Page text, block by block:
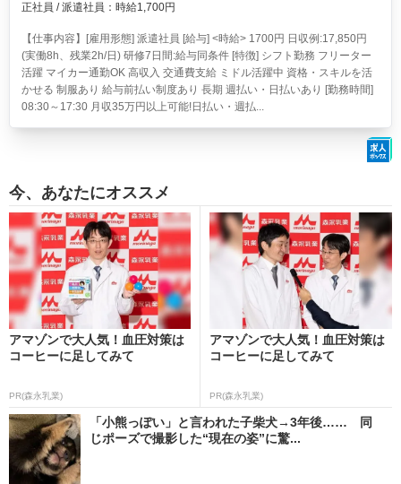
正社員 / 派遣社員：時給1,700円
【仕事内容】[雇用形態] 派遣社員 [給与] <時給> 1700円 日収例:17,850円
(実働8h、残業2h/日) 研修7日間:給与同条件 [特徴] シフト勤務 フリーター
活躍 マイカー通勤OK 高収入 交通費支給 ミドル活躍中 資格・スキルを活
かせる 制服あり 給与前払い制度あり 長期 週払い・日払いあり [勤務時間]
08:30～17:30 月収35万円以上可能!日払い・週払...
今、あなたにオススメ
アマゾンで大人気！血圧対策は
コーヒーに足してみて
PR(森永乳業)
アマゾンで大人気！血圧対策は
コーヒーに足してみて
PR(森永乳業)
「小熊っぽい」と言われた子柴犬→3年後…… 同
じポーズで撮影した“現在の姿”に驚...